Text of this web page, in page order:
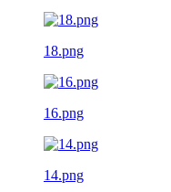
18.png
16.png
14.png